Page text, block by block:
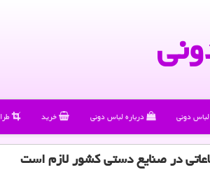
دونی درباره لباس دونی خرید
در صنایع دستی كشور لازم است